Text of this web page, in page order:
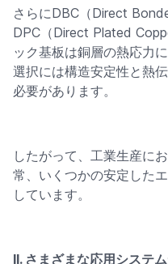
さらにDBC（Direct
DPC（Direct Plated
ック基板は銅層の熱応力
選択には構造安定性と熱
必要があります。
したがって、工業生産に
常、いくつかの安定した
しています。
II. さまざまな応用システ